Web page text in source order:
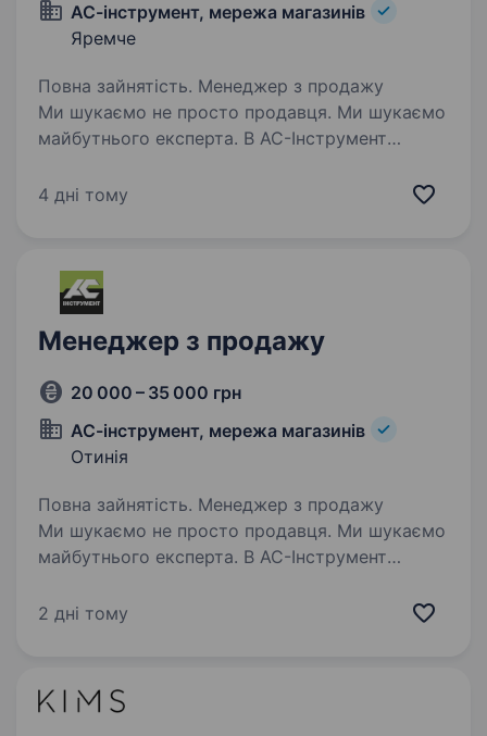
АС-інструмент, мережа магазинів
Яремче
Повна зайнятість. Менеджер з продажу
Ми шукаємо не просто продавця. Ми шукаємо
майбутнього експерта. В АС-Інструмент
завдяки навчанню та практиці. Саме тому
4 дні тому
Менеджер з продажу
20 000 – 35 000 грн
АС-інструмент, мережа магазинів
Отинія
Повна зайнятість. Менеджер з продажу
Ми шукаємо не просто продавця. Ми шукаємо
майбутнього експерта. В АС-Інструмент
завдяки навчанню та практиці. Саме тому
2 дні тому